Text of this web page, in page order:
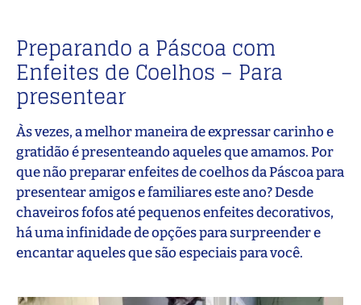
Preparando a Páscoa com
Enfeites de Coelhos – Para
presentear
Às vezes, a melhor maneira de expressar carinho e
gratidão é presenteando aqueles que amamos. Por
que não preparar enfeites de coelhos da Páscoa para
presentear amigos e familiares este ano? Desde
chaveiros fofos até pequenos enfeites decorativos,
há uma infinidade de opções para surpreender e
encantar aqueles que são especiais para você.